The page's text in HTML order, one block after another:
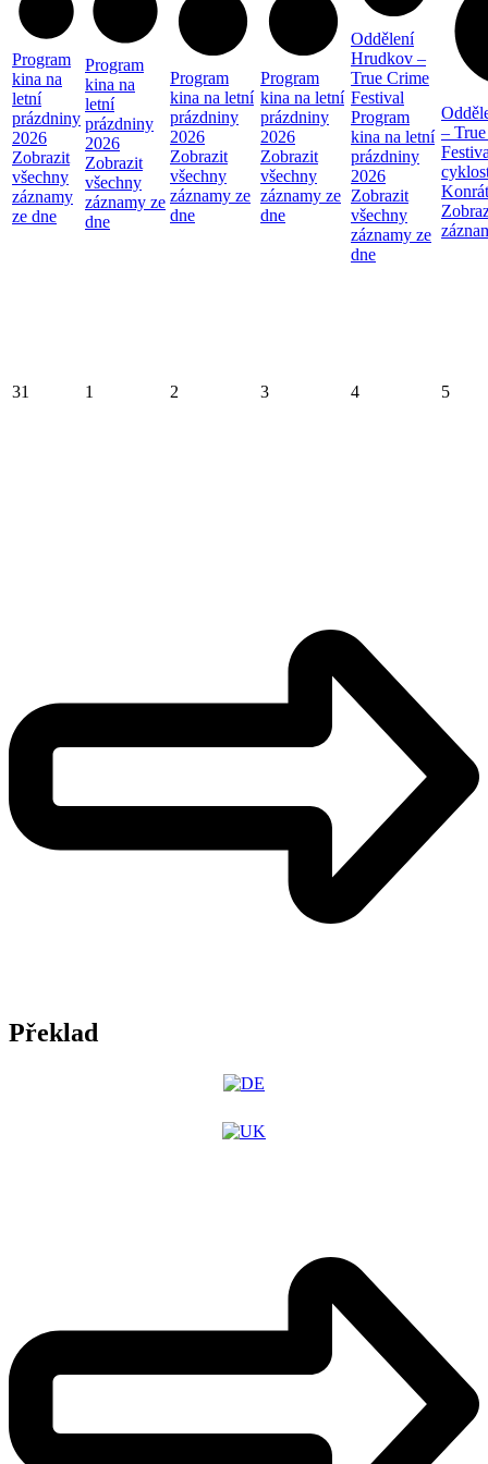
Program
kina na
letní
prázdniny
2026
Zobrazit
všechny
záznamy
ze dne
Program
kina na
letní
prázdniny
2026
Zobrazit
všechny
záznamy ze
dne
Program
kina na letní
prázdniny
2026
Zobrazit
všechny
záznamy ze
dne
Program
kina na letní
prázdniny
2026
Zobrazit
všechny
záznamy ze
dne
Oddělení
Hrudkov –
True Crime
Festival
Program
kina na letní
prázdniny
2026
Zobrazit
všechny
záznamy ze
dne
–
31 1 2 3 4 5
Překlad